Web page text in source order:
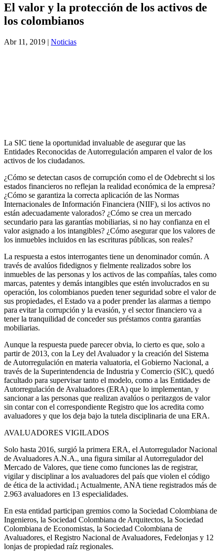
El valor y la protección de los activos de
los colombianos
Abr 11, 2019 | Noticias
La SIC tiene la oportunidad invaluable de asegurar que las
Entidades Reconocidas de Autorregulación amparen el valor de los
activos de los ciudadanos.
¿Cómo se detectan casos de corrupción como el de Odebrecht si los
estados financieros no reflejan la realidad económica de la empresa?
¿Cómo se garantiza la correcta aplicación de las Normas
Internacionales de Información Financiera (NIIF), si los activos no
están adecuadamente valorados? ¿Cómo se crea un mercado
secundario para las garantías mobiliarias, si no hay confianza en el
valor asignado a los intangibles? ¿Cómo asegurar que los valores de
los inmuebles incluidos en las escrituras públicas, son reales?
La respuesta a estos interrogantes tiene un denominador común. A
través de avalúos fidedignos y fielmente realizados sobre los
inmuebles de las personas y los activos de las compañías, tales como
marcas, patentes y demás intangibles que estén involucrados en su
operación, los colombianos pueden tener seguridad sobre el valor de
sus propiedades, el Estado va a poder prender las alarmas a tiempo
para evitar la corrupción y la evasión, y el sector financiero va a
tener la tranquilidad de conceder sus préstamos contra garantías
mobiliarias.
Aunque la respuesta puede parecer obvia, lo cierto es que, solo a
partir de 2013, con la Ley del Avaluador y la creación del Sistema
de Autorregulación en materia valuatoria, el Gobierno Nacional, a
través de la Superintendencia de Industria y Comercio (SIC), quedó
facultado para supervisar tanto el modelo, como a las Entidades de
Autorregulación de Avaluadores (ERA) que lo implementan, y
sancionar a las personas que realizan avalúos o peritazgos de valor
sin contar con el correspondiente Registro que los acredita como
avaluadores y que los deja bajo la tutela disciplinaria de una ERA.
AVALUADORES VIGILADOS
Solo hasta 2016, surgió la primera ERA, el Autorregulador Nacional
de Avaluadores A.N.A., una figura similar al Autorregulador del
Mercado de Valores, que tiene como funciones las de registrar,
vigilar y disciplinar a los avaluadores del país que violen el código
de ética de la actividad.¡ Actualmente, ANA tiene registrados más de
2.963 avaluadores en 13 especialidades.
En esta entidad participan gremios como la Sociedad Colombiana de
Ingenieros, la Sociedad Colombiana de Arquitectos, la Sociedad
Colombiana de Economistas, la Sociedad Colombiana de
Avaluadores, el Registro Nacional de Avaluadores, Fedelonjas y 12
lonjas de propiedad raíz regionales.